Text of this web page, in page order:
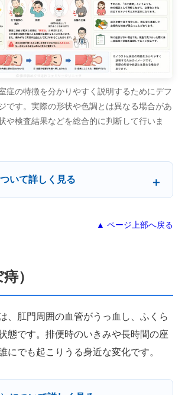
症の特徴を分かりやすく説明するためにデフ
です。実際の形状や色調とは異なる場合があ
や検査結果などを総合的に判断して行いま
いて詳しく見る
▲ ページ上部へ戻る
）
、肛門周囲の血管がうっ血し、ふくら
態です。排便時のいきみや長時間の座
にでも起こりうる身近な変化です。